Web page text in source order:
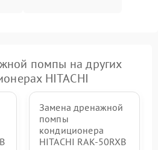
помпы на других
HITACHI
Замена дренажной
помпы
кондиционера
HITACHI RAK-50RXB